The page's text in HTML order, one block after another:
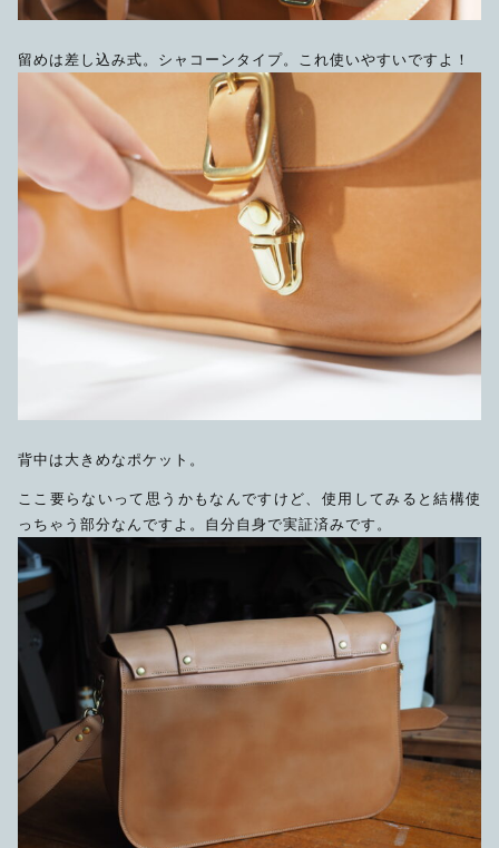
留めは差し込み式。シャコーンタイプ。これ使いやすいですよ！
背中は大きめなポケット。
ここ要らないって思うかもなんですけど、使用してみると結構使
っちゃう部分なんですよ。自分自身で実証済みです。